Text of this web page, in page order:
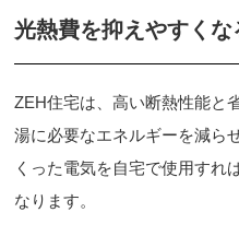
光熱費を抑えやすくな
ZEH住宅は、高い断熱性能と
湯に必要なエネルギーを減ら
くった電気を自宅で使用すれ
なります。